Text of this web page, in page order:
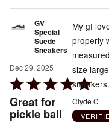
GV
Special
Suede
Sneakers
Dec 29, 2025
Rated
5
out
Great for
pickle ball
My gf
properly
size
sneakers.
Clyde C